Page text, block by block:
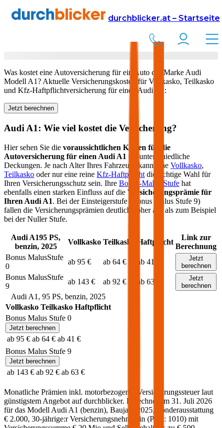
durchblicker.at – Startseite
Versicherung Autoversicherung Audi
Audi A1in Österreich
Was kostet eine Autoversicherung für ein Auto der MarkeAudi
ModellA1? Aktuelle Versicherungskosten für Vollkasko, Teilkasko
und Kfz-Haftpflichtversicherung für einen Audi :
Jetzt berechnen
Audi A1: Wie viel kostet die Versicherung?
Hier sehen Sie die voraussichtlichen Kosten für die
Autoversicherung für einen Audi A1 für unterschiedliche
Deckungen. Je nach Alter Ihres Fahrzeugs kann eine Vollkasko,
Teilkasko oder nur eine reine Kfz-Haftpflicht die richtige Wahl für
Ihren Versicherungsschutz sein. Ihre Bonus-Malus Stufe hat
ebenfalls einen starken Einfluss auf die Versicherungsprämie für
Ihren Audi A1. Bei der Einsteigerstufe (Bonus Malus Stufe 9)
fallen die Versicherungsprämien deutlich höher aus als zum Beispiel
bei der Nuller Stufe.
Audi A195 PS,
benzin, 2025
Vollkasko Teilkasko Haftpflicht
Link zur
Berechnung
Bonus MalusStufe
0
ab 95 € ab 64 € ab 41 €
Jetzt
berechnen
Bonus MalusStufe
9
ab 143 € ab 92 € ab 63 €
Jetzt
berechnen
Audi A1 , 95 PS, benzin, 2025
Vollkasko Teilkasko Haftpflicht
Bonus Malus Stufe 0
Jetzt berechnen
ab 95 € ab 64 € ab 41 €
Bonus Malus Stufe 9
Jetzt berechnen
ab 143 € ab 92 € ab 63 €
Monatliche Prämien inkl. motorbezogener Versicherungssteuer laut
günstigstem Angebot auf durchblicker. Berechnet am 31. Juli 2026
für das Modell Audi A1 (benzin), Baujahr 2025, Sonderausstattung
€ 2.000, 30-jährige:rVersicherungsnehmer:in (PLZ: 1010) mit